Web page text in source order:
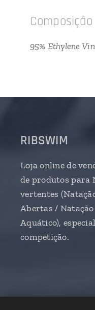
Composição
95% Ethylene
RIBSWIM
Loja online de
de produtos para
vertentes
Abertas /
Aquático),
competição.